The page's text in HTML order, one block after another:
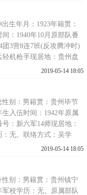
生。先在儿马冲帮文正
，回到本村在柯家坝
生年月：1923年籍贯：
：1940年10月原部队番
团3营8连7班(反攻腾冲时)
机枪手现居地：贵州盘
靠城镇低保生活刘繁坤，
不详)，不久就
2019-05-14 18:05
别：男籍贯：贵州毕节
生入伍时间：1942年原属
：新六军14师现居地：
无。联络方式：吴学
州毕节县人，现居住在毕
，准备参加都
2019-05-14 18:05
别：男籍贯：贵州镇宁
军校学历：无。原属部队